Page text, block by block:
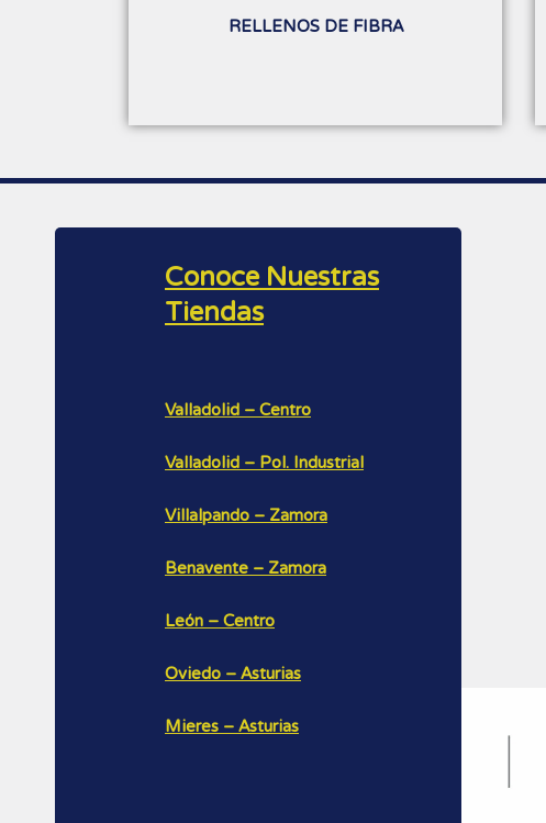
RELLENOS DE FIBRA
Conoce Nuestras
Tiendas
Valladolid – Centro
Valladolid – Pol. Industrial
Villalpando – Zamora
Benavente – Zamora
León – Centro
Oviedo – Asturias
Mieres – Asturias